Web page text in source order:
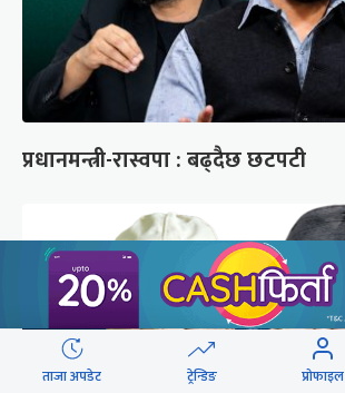
प्रधानमन्त्री-रास्वपा : बढ्दैछ छटपटी
ताजा अपडेट ट्रेन्डिङ प्रोफाइल